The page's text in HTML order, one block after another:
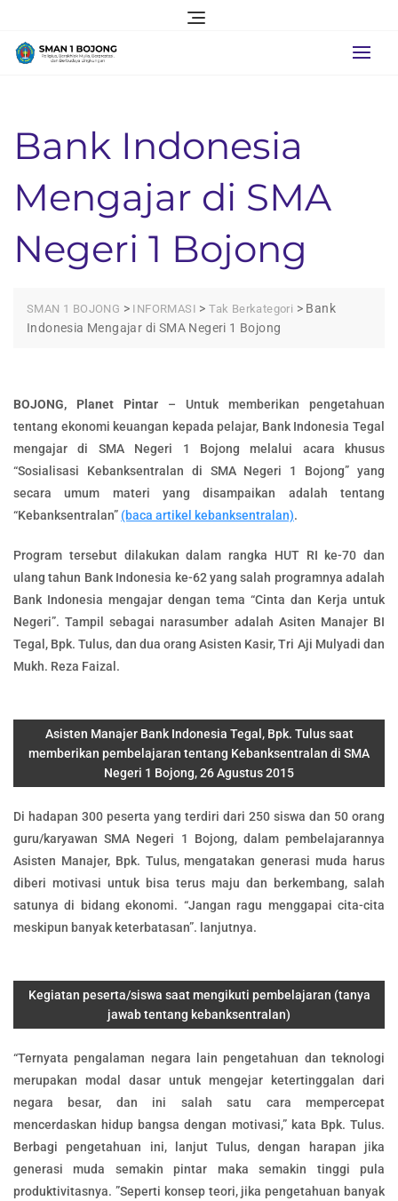
content
Bank Indonesia
Mengajar di SMA
Negeri 1 Bojong
SMAN 1 BOJONG > INFORMASI >Tak Berkategori > Bank
Indonesia Mengajar di SMA Negeri 1 Bojong
BOJONG, Planet Pintar – Untuk memberikan pengetahuan
tentang ekonomi keuangan kepada pelajar, Bank Indonesia Tegal
mengajar di SMA Negeri 1 Bojong melalui acara khusus
“Sosialisasi Kebanksentralan di SMA Negeri 1 Bojong” yang
secara umum materi yang disampaikan adalah tentang
“Kebanksentralan” (baca artikel kebanksentralan).
Program tersebut dilakukan dalam rangka HUT RI ke-70 dan
ulang tahun Bank Indonesia ke-62 yang salah programnya adalah
Bank Indonesia mengajar dengan tema “Cinta dan Kerja untuk
Negeri”. Tampil sebagai narasumber adalah Asiten Manajer BI
Tegal, Bpk. Tulus, dan dua orang Asisten Kasir, Tri Aji Mulyadi dan
Mukh. Reza Faizal.
Asisten Manajer Bank Indonesia Tegal, Bpk. Tulus saat
memberikan pembelajaran tentang Kebanksentralan di SMA
Negeri 1 Bojong, 26 Agustus 2015
Di hadapan 300 peserta yang terdiri dari 250 siswa dan 50 orang
guru/karyawan SMA Negeri 1 Bojong, dalam pembelajarannya
Asisten Manajer, Bpk. Tulus, mengatakan generasi muda harus
diberi motivasi untuk bisa terus maju dan berkembang, salah
satunya di bidang ekonomi. “Jangan ragu menggapai cita-cita
meskipun banyak keterbatasan”. lanjutnya.
Kegiatan peserta/siswa saat mengikuti pembelajaran (tanya
jawab tentang kebanksentralan)
“Ternyata pengalaman negara lain pengetahuan dan teknologi
merupakan modal dasar untuk mengejar ketertinggalan dari
negara besar, dan ini salah satu cara mempercepat
mencerdaskan hidup bangsa dengan motivasi,” kata Bpk. Tulus.
Berbagi pengetahuan ini, lanjut Tulus, dengan harapan jika
generasi muda semakin pintar maka semakin tinggi pula
produktivitasnya. ”Seperti konsep teori, jika pengetahuan banyak